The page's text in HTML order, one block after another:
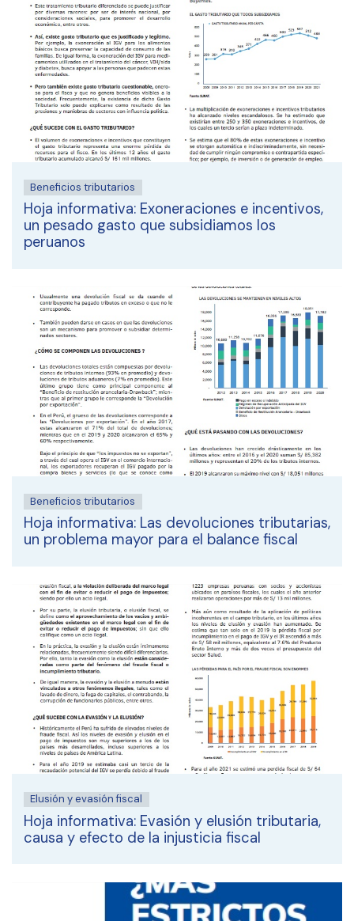
Beneficios tributarios
Hoja informativa: Exoneraciones e incentivos,
un pesado gasto que subsidiamos los
peruanos
Beneficios tributarios
Hoja informativa: Las devoluciones tributarias,
un problema mayor para el balance fiscal
Elusión y evasión fiscal
Hoja informativa: Evasión y elusión tributaria,
causa y efecto de la injusticia fiscal